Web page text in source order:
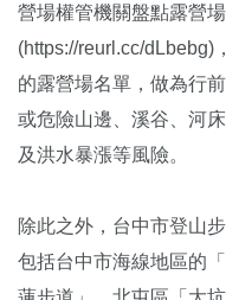
營場權管機關盤點露營
(https://reurl.cc/dLbebg)
的露營場名單，做為行
或危險山邊、溪谷、河
及洪水暴漲等風險。
除此之外，台中市登山
包括台中市海線地區的